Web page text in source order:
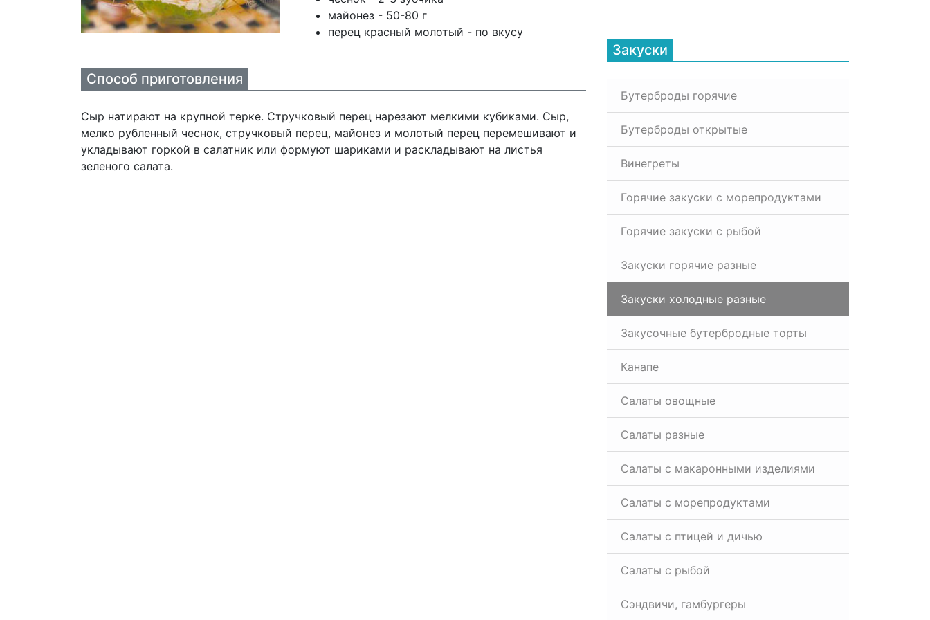
майонез - 50-80 г
перец красный молотый - по вкусу
Способ приготовления
Сыр натирают на крупной терке. Стручковый перец нарезают мелкими кубиками. Сыр,
мелко рубленный чеснок, стручковый перец, майонез и молотый перец перемешивают и
укладывают горкой в салатник или формуют шариками и раскладывают на листья
зеленого салата.
Закуски
Бутерброды горячие
Бутерброды открытые
Винегреты
Горячие закуски с морепродуктами
Горячие закуски с рыбой
Закуски горячие разные
Закуски холодные разные
Закусочные бутербродные торты
Канапе
Салаты овощные
Салаты разные
Салаты с макаронными изделиями
Салаты с морепродуктами
Салаты с птицей и дичью
Салаты с рыбой
Сэндвичи, гамбургеры